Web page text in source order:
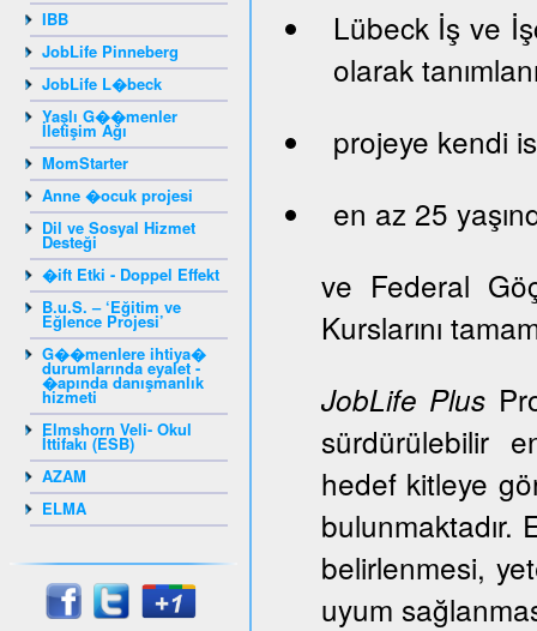
IBB
JobLife Pinneberg
JobLife L�beck
Yaşlı G��menler
İletişim Ağı
MomStarter
Anne �ocuk projesi
Dil ve Sosyal Hizmet
Desteği
�ift Etki - Doppel Effekt
B.u.S. – ‘Eğitim ve
Eğlence Projesi’
G��menlere ihtiya�
durumlarında eyalet -
�apında danışmanlık
hizmeti
Elmshorn Veli- Okul
İttifakı (ESB)
AZAM
ELMA
Lübeck İş ve
olarak
projeye kendi
en az 25
ve Federal
Kurslarını
JobLife Plus
sürdürülebilir
hedef kitleye
bulunmaktadır.
belirlenmesi,
uyum